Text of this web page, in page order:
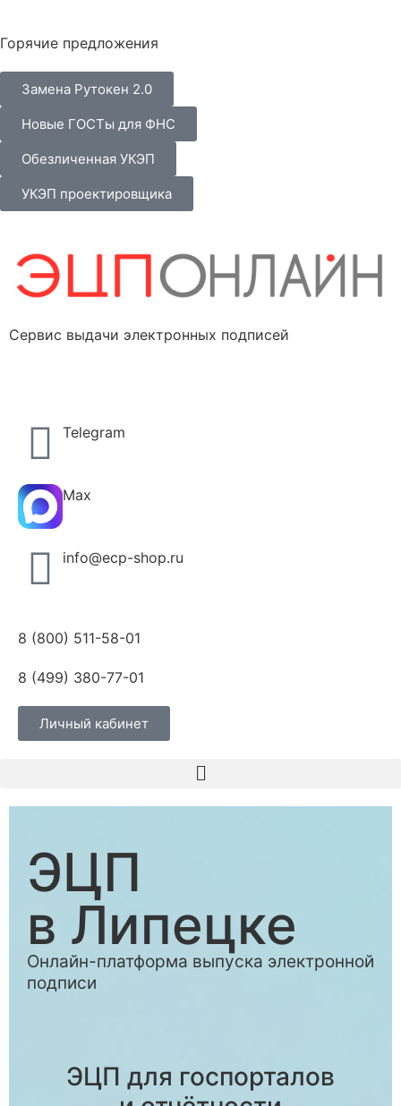
Горячие предложения
Замена Рутокен 2.0
Новые ГОСТы для ФНС
Обезличенная УКЭП
УКЭП проектировщика
Сервис выдачи электронных подписей
Telegram
Max
info@ecp-shop.ru
8 (800) 511-58-01
8 (499) 380-77-01
Личный кабинет
ЭЦП
в Липецке
Онлайн-платформа выпуска электронной
подписи
ЭЦП для госпорталов